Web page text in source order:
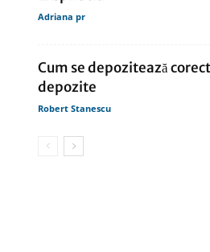
Adriana pr
Cum se depozitează
depozite
Robert Stanescu